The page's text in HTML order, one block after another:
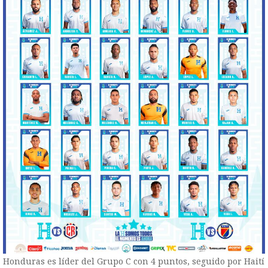
Honduras es líder del Grupo C con 4 puntos, seguido por Haití